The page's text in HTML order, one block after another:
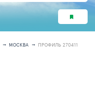
МОСКВА ПРОФИЛЬ 270411